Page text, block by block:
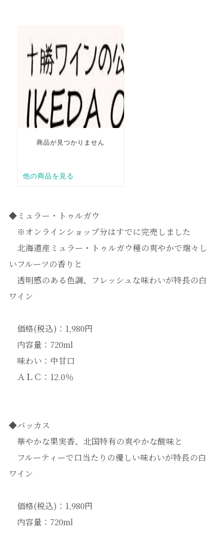
◆ミュラー・トゥルガウ
※オンラインショップ分はすでに完売しました
北海道産ミュラー・トゥルガウ種の爽やかで瑞々し
いフルーツの香りと
透明感のある色調、フレッシュな味わいが特長の白
ワイン
価格(税込)：1,980円
内容量：720ml
味わい：中甘口
ＡＬＣ：12.0％
◆バッカス
華やかな果実香、北国特有の爽やかな酸味と
フルーティーで口当たりの優しい味わいが特長の白
ワイン
価格(税込)：1,980円
内容量：720ml